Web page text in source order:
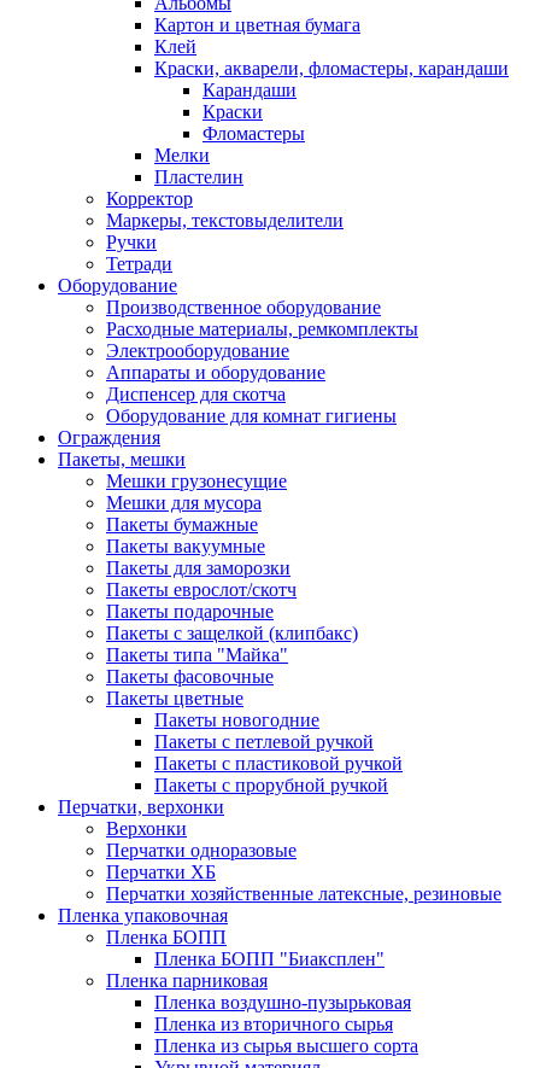
Картон и цветная бумага
Клей
Краски, акварели, фломастеры, карандаши
Карандаши
Краски
Фломастеры
Мелки
Пластелин
Корректор
Маркеры, текстовыделители
Ручки
Тетради
Оборудование
Производственное оборудование
Расходные материалы, ремкомплекты
Электрооборудование
Аппараты и оборудование
Диспенсер для скотча
Оборудование для комнат гигиены
Ограждения
Пакеты, мешки
Мешки грузонесущие
Мешки для мусора
Пакеты бумажные
Пакеты вакуумные
Пакеты для заморозки
Пакеты еврослот/скотч
Пакеты подарочные
Пакеты с защелкой (клипбакс)
Пакеты типа "Майка"
Пакеты фасовочные
Пакеты цветные
Пакеты новогодние
Пакеты с петлевой ручкой
Пакеты с пластиковой ручкой
Пакеты с прорубной ручкой
Перчатки, верхонки
Верхонки
Перчатки одноразовые
Перчатки ХБ
Перчатки хозяйственные латексные, резиновые
Пленка упаковочная
Пленка БОПП
Пленка БОПП "Биаксплен"
Пленка парниковая
Пленка воздушно-пузырьковая
Пленка из вторичного сырья
Пленка из сырья высшего сорта